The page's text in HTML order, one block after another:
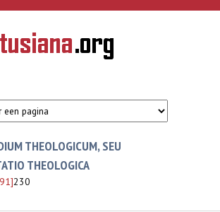
gaan
THEOLOGICUM, SEU
THEOLOGICA
230